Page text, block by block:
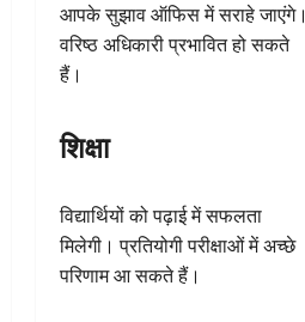
आपके सुझाव ऑफिस में सराहे जाएंगे।
वरिष्ठ अधिकारी प्रभावित हो सकते
हैं।
शिक्षा
विद्यार्थियों को पढ़ाई में सफलता
मिलेगी। प्रतियोगी परीक्षाओं में अच्छे
परिणाम आ सकते हैं।